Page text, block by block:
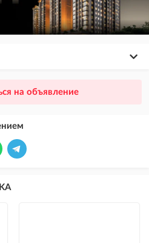
объявлений
объявлений (после VIP)
на объявление